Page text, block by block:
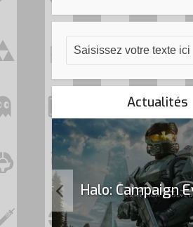
Actualités
Halo: Campaign